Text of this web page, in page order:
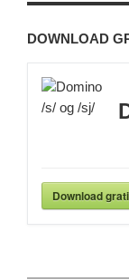
DOWNLOAD
Download